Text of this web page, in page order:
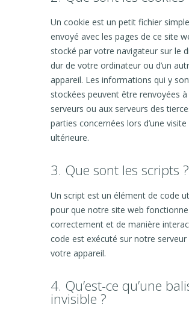
Un cookie est un petit fichier simple
envoyé avec les pages de ce site
stocké par votre navigateur sur le
dur de votre ordinateur ou d’un
appareil. Les informations qui y
stockées peuvent être renvoyées
serveurs ou aux serveurs des
parties concernées lors d’une visite
ultérieure.
3. Que sont les scripts ?
Un script est un élément de code
pour que notre site web fonctionne
correctement et de manière
code est exécuté sur notre
votre appareil.
4. Qu’est-ce qu’une
invisible ?